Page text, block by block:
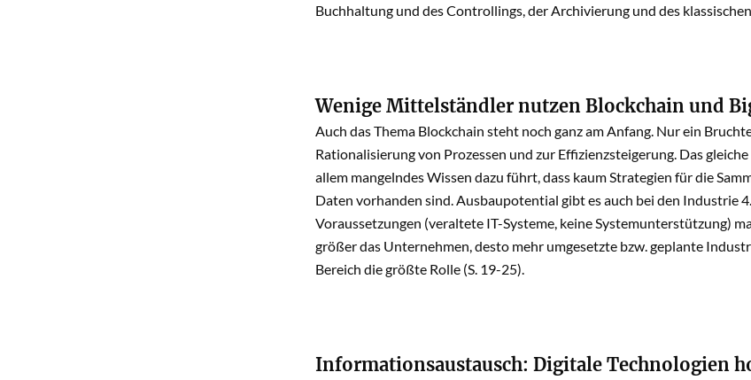
Buchhaltung und des Controllings, der Archivierung und des
Wenige Mittelständler nutzen Blockchain und
Auch das Thema Blockchain steht noch ganz am Anfang. Nur ein
Rationalisierung von Prozessen und zur Effizienzsteigerung. Das
allem mangelndes Wissen dazu führt, dass kaum Strategien für die
Daten vorhanden sind. Ausbaupotential gibt es auch bei den Industrie
Voraussetzungen (veraltete IT-Systeme, keine Systemunterstützung)
größer das Unternehmen, desto mehr umgesetzte bzw. geplante
Bereich die größte Rolle (S. 19-25).
Informationsaustausch: Digitale Technologien